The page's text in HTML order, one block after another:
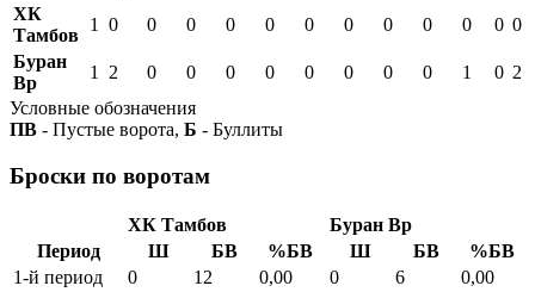
ХК
Тамбов
1 0 0 0 0 0 0 0 0 0 0 0 0
Буран
Вр
1 2 0 0 0 0 0 0 0 0 1 0 2
Условные обозначения
ПВ - Пустые ворота, Б - Буллиты
Броски по воротам
ХК Тамбов
Буран Вр
Период
Ш БВ %БВ Ш БВ
%БВ
1-й период
0 12 0,00 0 6
0,00